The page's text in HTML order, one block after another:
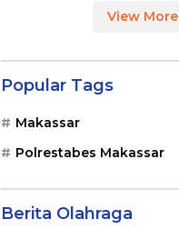
View More
Popular Tags
Makassar
Polrestabes Makassar
Berita Olahraga